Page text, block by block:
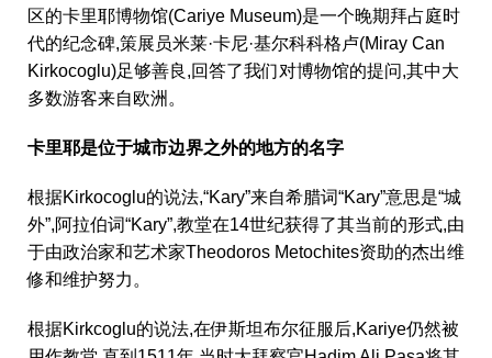
区的卡里耶博物馆(Cariye Museum)是一个晚期拜占庭时
代的纪念碑,策展员米莱·卡尼·基尔科科格卢(Miray Can
Kirkocoglu)足够善良,回答了我们对博物馆的提问,其中大
多数游客来自欧洲。
卡里耶是位于城市边界之外的地方的名字
根据Kirkocoglu的说法,“Kary”来自希腊词“Kary”意思是“城
外”,阿拉伯词“Kary”,教堂在14世纪获得了其当前的形式,由
于由政治家和艺术家Theodoros Metochites资助的杰出维
修和维护努力。
根据Kirkcoglu的说法,在伊斯坦布尔征服后,Kariye仍然被